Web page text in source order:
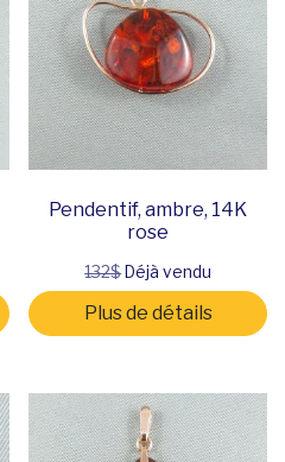
Pendentif, ambre, 14K
rose
132$Déjà vendu
Plus de détails